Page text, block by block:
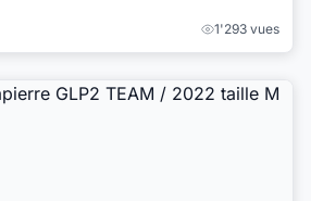
1'293 vues